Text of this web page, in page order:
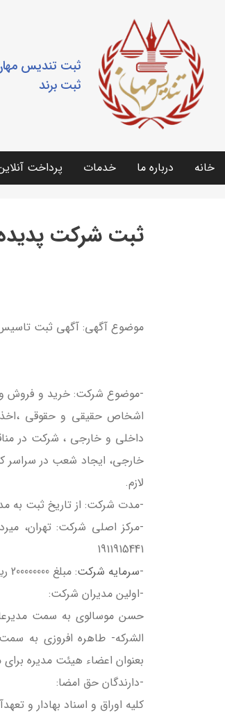
ثبت تندیس
ثبت برند
خانه درباره ما خدمات پرداخت
ثبت شرکت
موضوع آگهی: آگهي ثبت
-موضوع شركت: خريد و فروش و
اشخاص حقيقي و حقوقي
داخلي و خارجي ، شرکت در
خارجي، ايجاد شعب در سراسر
لازم.
-مدت شركت: از تاریخ ثبت به
1911915441
-سرمايه شركت: مبلغ 200000000 ريال مي باشد.
-اولين مديران شركت:
بعنوان اعضاء هیئت مدیره
-دارندگان حق امضا:
کليه اوراق و اسناد بهادار و